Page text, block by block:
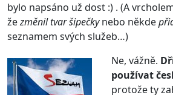
bylo napsáno už dost :) . (A
žezměnil tvar šipečkynebo někde
seznamem svých služeb…)
Ne, vážně.
používat
protože ty